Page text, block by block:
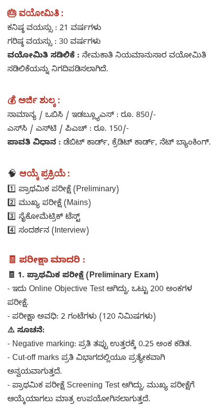
🎂 ವಯೋಮಿತಿ :
ಕನಿಷ್ಠ ವಯಸ್ಸು : 21 ವರ್ಷಗಳು
ಗರಿಷ್ಠ ವಯಸ್ಸು : 30 ವರ್ಷಗಳು
ವಯೋಮಿತಿ ಸಡಿಲಿಕೆ : ನೇಮಕಾತಿ ನಿಯಮಾನುಸಾರ ವಯೋಮಿತಿ
ಸಡಿಲಿಕೆಯನ್ನು ನಿಗದಿಪಡಿಸಲಾಗಿದೆ.
💰 ಅರ್ಜಿ ಶುಲ್ಕ :
ಸಾಮಾನ್ಯ / ಒಬಿಸಿ / ಇಡಬ್ಲ್ಯೂಎಸ್ : ರೂ. 850/-
ಎಸ್‌ಸಿ / ಎಸ್‌ಟಿ / ಪಿಎಚ್ : ರೂ. 150/-
ಪಾವತಿ ವಿಧಾನ : ಡೆಬಿಟ್ ಕಾರ್ಡ್, ಕ್ರೆಡಿಟ್ ಕಾರ್ಡ್, ನೆಟ್ ಬ್ಯಾಂಕಿಂಗ್.
🧠 ಆಯ್ಕೆ ಪ್ರಕ್ರಿಯೆ :
1️⃣ ಪ್ರಾಥಮಿಕ ಪರೀಕ್ಷೆ (Preliminary)
2️⃣ ಮುಖ್ಯ ಪರೀಕ್ಷೆ (Mains)
3️⃣ ಸೈಕೋಮೆಟ್ರಿಕ್ ಟೆಸ್ಟ್
4️⃣ ಸಂದರ್ಶನ (Interview)
🧾 ಪರೀಕ್ಷಾ ಮಾದರಿ :
🧾 1. ಪ್ರಾಥಮಿಕ ಪರೀಕ್ಷೆ (Preliminary Exam)
- ಇದು Online Objective Test ಆಗಿದ್ದು, ಒಟ್ಟು 200 ಅಂಕಗಳ
ಪರೀಕ್ಷೆ.
- ಪರೀಕ್ಷಾ ಅವಧಿ: 2 ಗಂಟೆಗಳು (120 ನಿಮಿಷಗಳು)
⚠️ ಸೂಚನೆ:
- Negative marking: ಪ್ರತಿ ತಪ್ಪು ಉತ್ತರಕ್ಕೆ 0.25 ಅಂಕ ಕಡಿತ.
- Cut-off marks ಪ್ರತಿ ವಿಭಾಗದಲ್ಲಿಯೂ ಪ್ರತ್ಯೇಕವಾಗಿ
ಅನ್ವಯವಾಗುತ್ತದೆ.
- ಪ್ರಾಥಮಿಕ ಪರೀಕ್ಷೆ Screening Test ಆಗಿದ್ದು, ಮುಖ್ಯ ಪರೀಕ್ಷೆಗೆ
ಆಯ್ಕೆಯಾಗಲು ಮಾತ್ರ ಉಪಯೋಗಿಸಲಾಗುತ್ತದೆ.